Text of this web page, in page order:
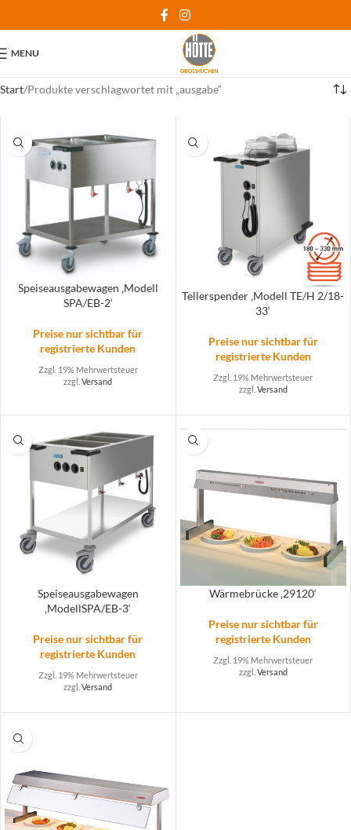
MENU
Start Produkte verschlagwortet mit „ausgabe“
Speiseausgabewagen ‚Modell
SPA/EB-2‘
Preise nur sichtbar für
registrierte Kunden
Zzgl. 19% Mehrwertsteuer
zzgl.Versand
Tellerspender ‚Modell TE/H 2/18-
33‘
Preise nur sichtbar für
registrierte Kunden
Zzgl. 19% Mehrwertsteuer
zzgl. Versand
Speiseausgabewagen
‚ModellSPA/EB-3‘
Preise nur sichtbar für
registrierte Kunden
Zzgl. 19% Mehrwertsteuer
zzgl.Versand
Wärmebrücke ‚29120‘
Preise nur sichtbar für
registrierte Kunden
Zzgl. 19% Mehrwertsteuer
zzgl. Versand